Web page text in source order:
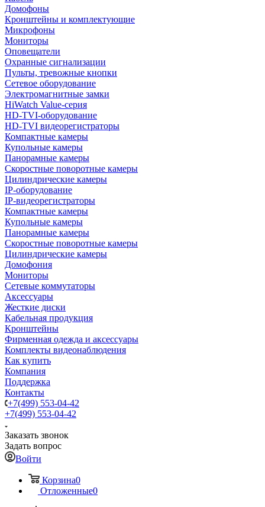
Домофоны
Кронштейны и комплектующие
Микрофоны
Мониторы
Оповещатели
Охранные сигнализации
Пульты, тревожные кнопки
Сетевое оборудование
Электромагнитные замки
HiWatch Value-серия
HD-TVI-оборудование
HD-TVI видеорегистраторы
Компактные камеры
Купольные камеры
Панорамные камеры
Скоростные поворотные камеры
Цилиндрические камеры
IP-оборудование
IP-видеорегистраторы
Компактные камеры
Купольные камеры
Панорамные камеры
Скоростные поворотные камеры
Цилиндрические камеры
Домофония
Мониторы
Сетевые коммутаторы
Аксессуары
Жесткие диски
Кабельная продукция
Кронштейны
Фирменная одежда и аксессуары
Комплекты видеонаблюдения
Как купить
Компания
Поддержка
Контакты
+7(499) 553-04-42
+7(499) 553-04-42
Заказать звонок
Задать вопрос
Войти
Корзина0
Отложенные0